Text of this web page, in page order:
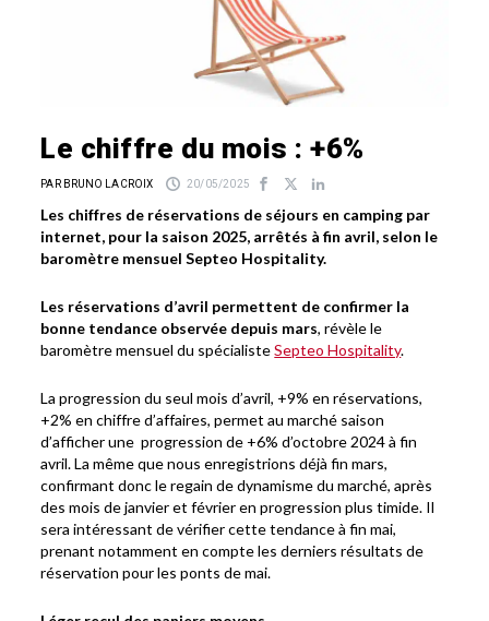
Le chiffre du mois : +6%
PAR BRUNO LACROIX 20/05/2025
Les chiffres de réservations de séjours en camping par
internet, pour la saison 2025, arrêtés à fin avril, selon le
baromètre mensuel Septeo Hospitality.
Les réservations d’avril permettent de confirmer la
bonne tendance observée depuis mars, révèle le
baromètre mensuel du spécialisteSepteo Hospitality.
La progression du seul mois d’avril, +9% en réservations,
+2% en chiffre d’affaires, permet au marché saison
d’afficher une progression de +6% d’octobre 2024 à fin
avril. La même que nous enregistrions déjà fin mars,
confirmant donc le regain de dynamisme du marché, après
des mois de janvier et février en progression plus timide. Il
sera intéressant de vérifier cette tendance à fin mai,
prenant notamment en compte les derniers résultats de
réservation pour les ponts de mai.